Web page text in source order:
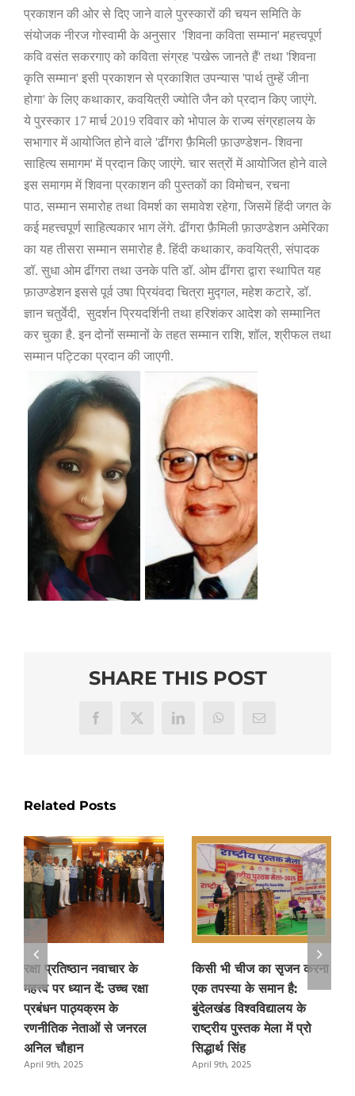
प्रकाशन की ओर से दिए जाने वाले पुरस्कारों की चयन समिति के
संयोजक नीरज गोस्वामी के अनुसार 'शिवना कविता सम्मान' महत्त्वपूर्ण
कवि वसंत सकरगाए को कविता संग्रह 'पखेरू जानते हैं' तथा 'शिवना
कृति सम्मान' इसी प्रकाशन से प्रकाशित उपन्यास 'पार्थ तुम्हें जीना
होगा' के लिए कथाकार, कवयित्री ज्योति जैन को प्रदान किए जाएंगे.
ये पुरस्कार 17 मार्च 2019 रविवार को भोपाल के राज्य संग्रहालय के
सभागार में आयोजित होने वाले 'ढींगरा फ़ैमिली फ़ाउण्डेशन- शिवना
साहित्य समागम' में प्रदान किए जाएंगे. चार सत्रों में आयोजित होने वाले
इस समागम में शिवना प्रकाशन की पुस्तकों का विमोचन, रचना
पाठ, सम्मान समारोह तथा विमर्श का समावेश रहेगा, जिसमें हिंदी जगत के
कई महत्त्वपूर्ण साहित्यकार भाग लेंगे. ढींगरा फ़ैमिली फ़ाउण्डेशन अमेरिका
का यह तीसरा सम्मान समारोह है. हिंदी कथाकार, कवयित्री, संपादक
डॉ. सुधा ओम ढींगरा तथा उनके पति डॉ. ओम ढींगरा द्वारा स्थापित यह
फ़ाउण्डेशन इससे पूर्व उषा प्रियंवदा चित्रा मुद्गल, महेश कटारे, डॉ.
ज्ञान चतुर्वेदी, सुदर्शन प्रियदर्शिनी तथा हरिशंकर आदेश को सम्मानित
कर चुका है. इन दोनों सम्मानों के तहत सम्मान राशि, शॉल, श्रीफल तथा
सम्मान पट्टिका प्रदान की जाएगी.
SHARE THIS POST
Facebook
X LinkedInWhatsAppEmail
Related Posts
रक्षा प्रतिष्ठान नवाचार के
महत्त्व पर ध्यान दें: उच्च रक्षा
प्रबंधन पाठ्यक्रम के
रणनीतिक नेताओं से जनरल
अनिल चौहान
April 9th, 2025
किसी भी चीज का सृजन करना
एक तपस्या के समान है:
बुंदेलखंड विश्वविद्यालय के
राष्ट्रीय पुस्तक मेला में प्रो
सिद्धार्थ सिंह
April 9th, 2025